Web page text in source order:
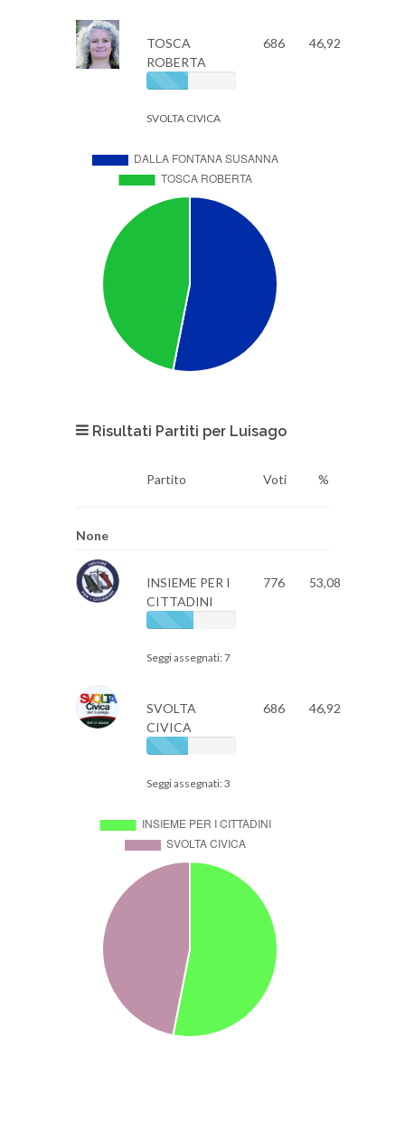
TOSCA
ROBERTA
SVOLTA CIVICA
686 46,92
Risultati Partiti per Luisago
Partito Voti %
None
INSIEME PER I
CITTADINI
Seggi assegnati: 7
776 53,08
SVOLTA
CIVICA
Seggi assegnati: 3
686 46,92